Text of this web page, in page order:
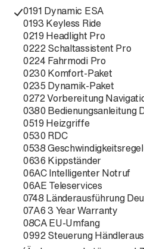
0191 Dynamic ESA
0193 Keyless Ride
0219 Headlight Pro
0222 Schaltassistent Pro
0224 Fahrmodi Pro
0230 Komfort-Paket
0235 Dynamik-Paket
0272 Vorbereitung
0380 Bedienungsanleitung
0519 Heizgriffe
0530 RDC
0538
0636 Kippständer
06AC Intelligenter Notruf
06AE Teleservices
0748 Länderausführung
07A6 3 Year Warranty
08CA EU-Umfang
0992 Steuerung